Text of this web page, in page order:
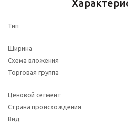
Тип
Ширина
Схема вложения
Торговая группа
Ценовой сегмент
Страна происхождения
Вид